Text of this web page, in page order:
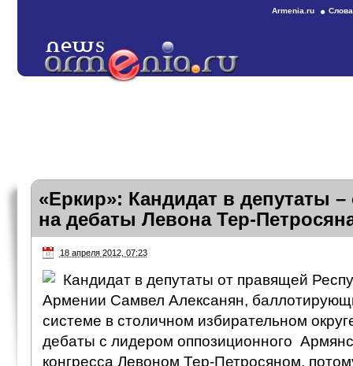
Armenia.ru
«Еркир»: Кандидат в депутаты
на дебаты Левона Тер-
18 апреля 2012, 07:23
Кандидат в депутаты от правящей
Армении Самвел Алексанян,
системе в столичном избирательном
дебаты с лидером оппозиционного
конгресса Левоном Тер-Петросяном,